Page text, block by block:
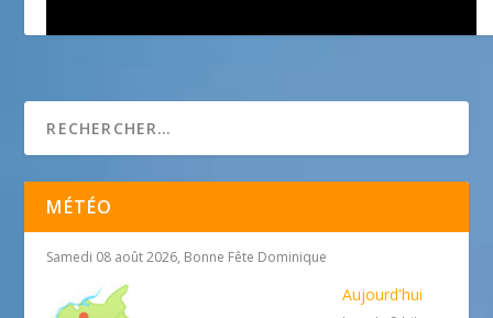
MÉTÉO
Samedi 08 août 2026, Bonne Fête Dominique
Aujourd'hui